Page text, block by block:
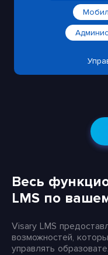
Весь
LMS по
Visary LMS
возможностей,
управлять